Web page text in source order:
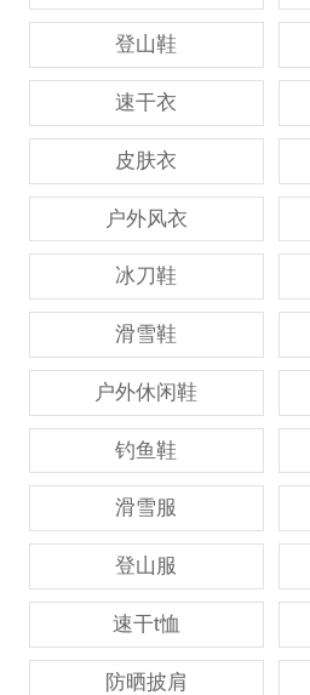
登山鞋
速干衣
皮肤衣
户外风衣
冰刀鞋
滑雪鞋
户外休闲鞋
钓鱼鞋
滑雪服
登山服
速干t恤
防晒披肩